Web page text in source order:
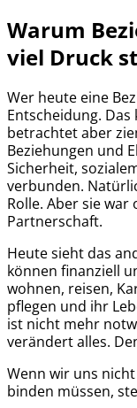
Warum
viel Druck
Wer heute eine
Entscheidung.
betrachtet aber
Beziehungen und
Sicherheit,
verbunden.
Rolle. Aber sie
Partnerschaft.
Heute sieht das
können finanziell
wohnen, reisen,
pflegen und ihr
ist nicht mehr
verändert alles.
Wenn wir uns
binden müssen,